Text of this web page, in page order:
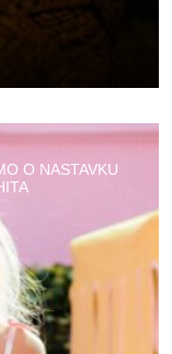
O NASTAVKU